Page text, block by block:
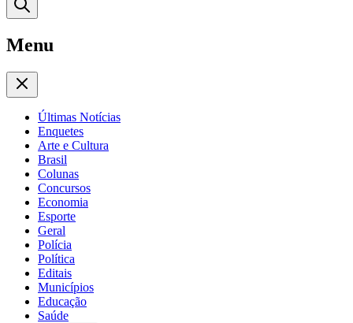
Menu
Últimas Notícias
Enquetes
Arte e Cultura
Brasil
Colunas
Concursos
Economia
Esporte
Geral
Polícia
Política
Editais
Municípios
Educação
Saúde